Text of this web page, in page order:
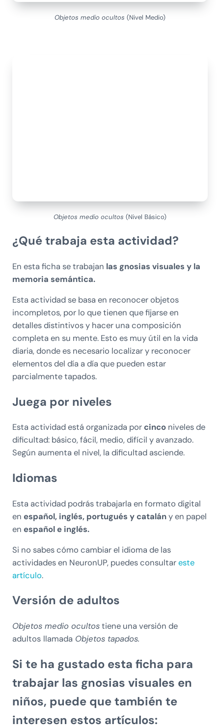
Objetos medio ocultos (Nivel Medio)
Objetos medio ocultos (Nivel Básico)
¿Qué trabaja esta actividad?
En esta ficha se trabajan las gnosias visuales y la
memoria semántica.
Esta actividad se basa en reconocer objetos
incompletos, por lo que tienen que fijarse en
detalles distintivos y hacer una composición
completa en su mente. Esto es muy útil en la vida
diaria, donde es necesario localizar y reconocer
elementos del día a día que pueden estar
parcialmente tapados.
Juega por niveles
Esta actividad está organizada por cinco niveles de
dificultad: básico, fácil, medio, difícil y avanzado.
Según aumenta el nivel, la dificultad asciende.
Idiomas
Esta actividad podrás trabajarla en formato digital
en español, inglés, portugués y catalány en papel
en español e inglés.
Si no sabes cómo cambiar el idioma de las
actividades en NeuronUP, puedes consultareste
artículo.
Versión de adultos
Objetos medio ocultostiene una versión de
adultos llamada Objetos tapados.
Si te ha gustado esta ficha para
trabajar las gnosias visuales en
niños, puede que también te
interesen estos artículos: